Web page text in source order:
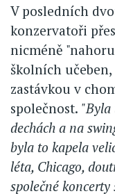
V posledních
konzervatoři
nicméně
školních
zastávkou v
společnost. "Byla
dechách a na
byla to kapela
léta, Chicago,
společné koncerty